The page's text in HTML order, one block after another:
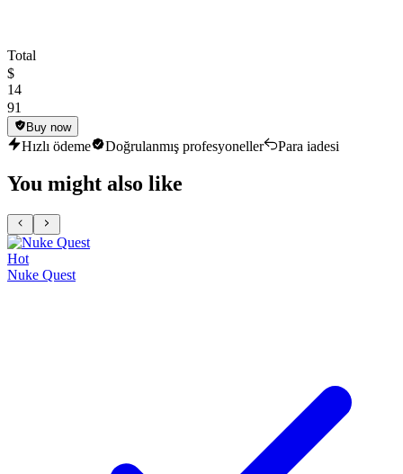
Total
$
14
91
Buy now
Hızlı ödeme Doğrulanmış profesyoneller Para iadesi
You might also like
Hot
Nuke Quest